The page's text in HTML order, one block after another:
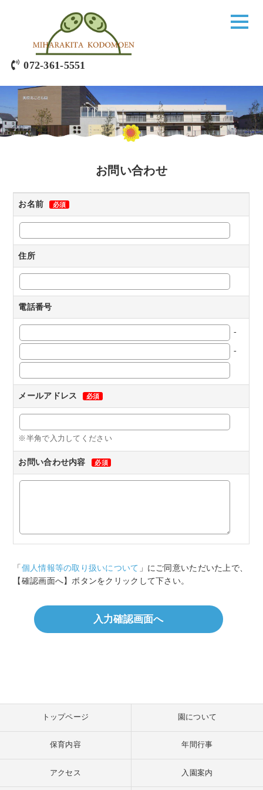
072-361-5551
お問い合わせ
お名前 必須
住所
電話番号
-
-
メールアドレス 必須
※半角で入力してください
お問い合わせ内容 必須
「 個人情報等の取り扱いについて 」にご同意いただいた上で、
【確認画面へ】ボタンをクリックして下さい。
トップページ 園について
保育内容 年間行事
アクセス 入園案内